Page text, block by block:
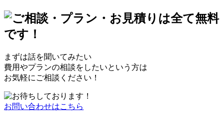
まずは話を聞いてみたい
費用やプランの相談をしたいという方は
お気軽にご相談ください！
お問い合わせはこちら